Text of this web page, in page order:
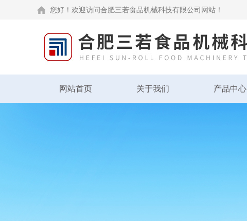
您好！欢迎访问合肥三若食品机械科技有限公司网站！
网站首页 关于我们 产品中心